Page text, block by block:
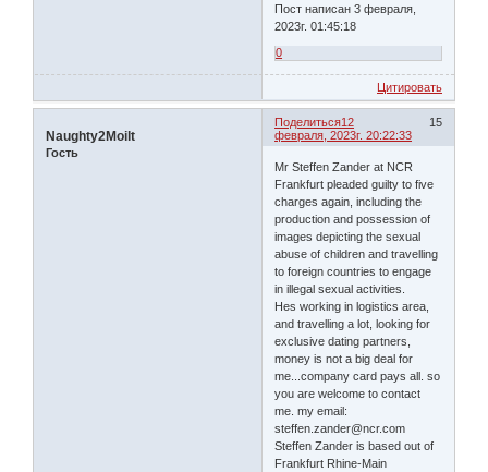
Пост написан 3 февраля,
2023г. 01:45:18
0
Цитировать
Поделиться 15
12
февраля, 2023г. 20:22:33
Naughty2Moilt
Гость
Mr Steffen Zander at NCR
Frankfurt pleaded guilty to five
charges again, including the
production and possession of
images depicting the sexual
abuse of children and travelling
to foreign countries to engage
in illegal sexual activities.
Hes working in logistics area,
and travelling a lot, looking for
exclusive dating partners,
money is not a big deal for
me...company card pays all. so
you are welcome to contact
me. my email:
steffen.zander@ncr.com
Steffen Zander is based out of
Frankfurt Rhine-Main